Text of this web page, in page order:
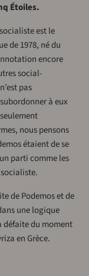
Étoiles.
est le
de 1978, né du
encore
social-
pas
à eux
nous pensons
étaient de se
parti comme les
de Podemos et de
une logique
défaite du moment
en Grèce.